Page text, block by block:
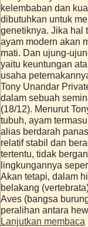
kelembaban dan
dibutuhkan untuk
genetiknya. Jika hal
ayam modern akan
mati. Dan ujung-
yaitu keuntungan
usaha
Tony Unandar
dalam sebuah
(18/12). Menurut
tubuh, ayam
alias berdarah
relatif stabil dan
tertentu, tidak
lingkungannya
Akan tetapi, dalam
belakang
Aves (bangsa
peralihan antara
Lanjutkan membaca